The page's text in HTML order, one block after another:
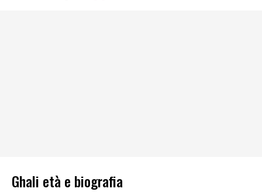
Ghali età e biografia